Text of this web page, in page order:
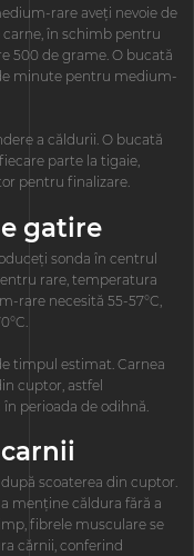
rare aveți nevoie de
în schimb pentru
500 de grame. O bucată
minute pentru medium-
a căldurii. O bucată
parte la tigaie,
pentru finalizare.
gatire
sonda în centrul
rare, temperatura
rare necesită 55-57°C,
timpul estimat. Carnea
cuptor, astfel
perioada de odihnă.
scoaterea din cuptor.
menține căldura fără a
fibrele musculare se
cărnii, conferind